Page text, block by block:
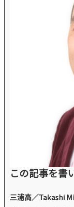
この記事を書
三浦高／Takashi